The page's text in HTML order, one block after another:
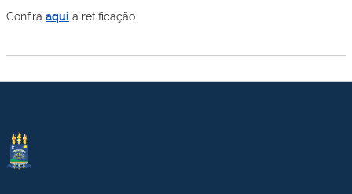
Confira aqui a retificação.